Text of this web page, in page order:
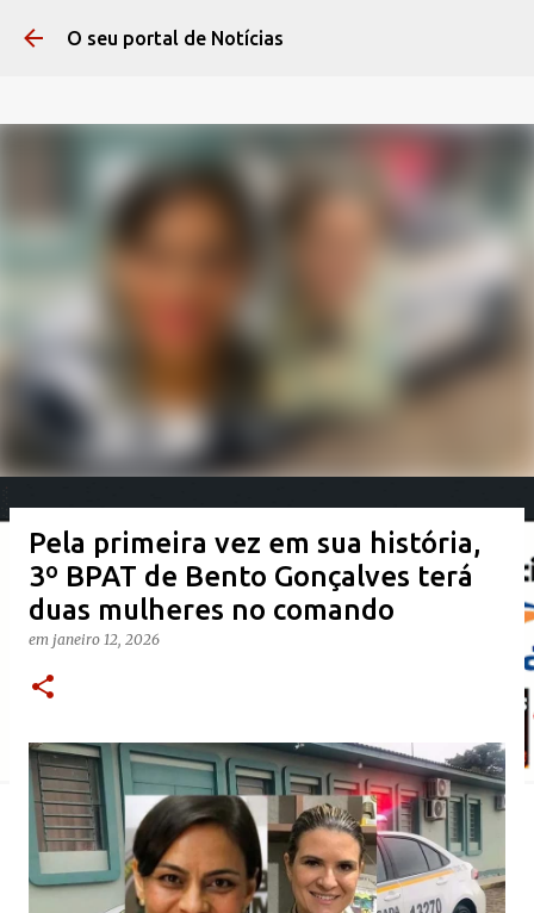
O seu portal de Notícias
​Pela primeira vez em sua história,
3º BPAT de Bento Gonçalves terá
duas mulheres no comando
em janeiro 12, 2026